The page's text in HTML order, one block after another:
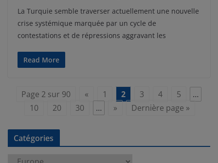
La Turquie semble traverser actuellement une nouvelle
crise systémique marquée par un cycle de
contestations et de répressions aggravant les
Read More
Page 2 sur 90 « 1 2 3 4 5
…
10
20 30 … » Dernière page »
Catégories